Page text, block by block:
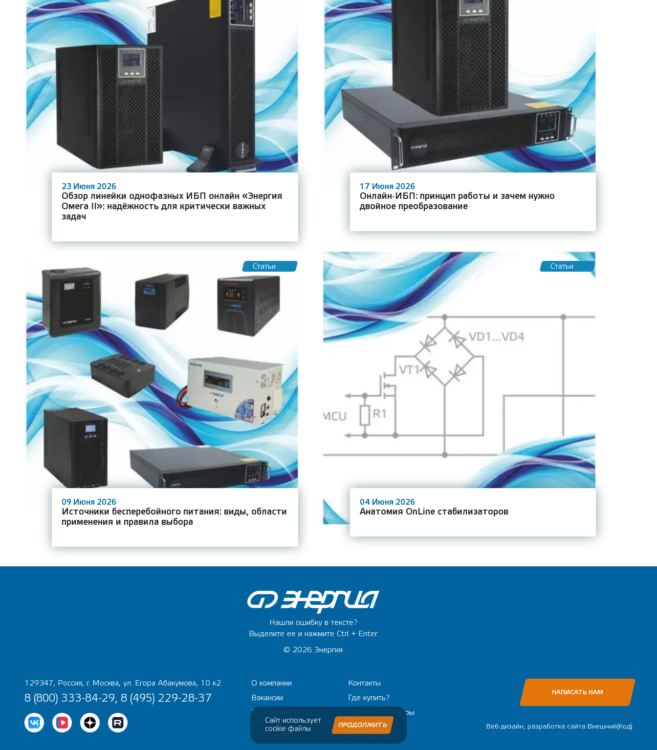
23 Июня 2026
Обзор линейки однофазных ИБП онлайн «Энергия
Омега II»: надёжность для критически важных
задач
17 Июня 2026
Онлайн‑ИБП: принцип работы и зачем нужно
двойное преобразование
Статьи
09 Июня 2026
Источники бесперебойного питания: виды, области
применения и правила выбора
Статьи
04 Июня 2026
Анатомия OnLine стабилизаторов
Нашли ошибку в тексте?
Выделите ее и нажмите Ctrl + Enter
© 2026 Энергия
129347, Россия, г. Москва, ул. Егора Абакумова, 10 к2
8 (800) 333-84-29, 8 (495) 229-28-37
О компании
Контакты
Вакансии
Где купить?
Положение о
конфиденциальности
Сервисные центры
Черный список
НАПИСАТЬ НАМ
Веб-дизайн, разработка сайта Внешний{Код}
Сайт использует
cookie файлы
ПРОДОЛЖИТЬ